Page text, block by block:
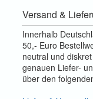
Versand &
Innerhalb
50,- Euro
neutral und
genauen Liefer-
über den